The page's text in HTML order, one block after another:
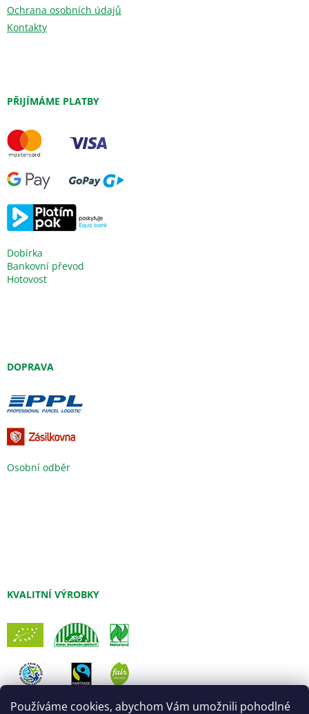
Používáme cookies, abychom Vám umožnili pohodlné
Ochrana osobních údajů
Kontakty
PŘIJÍMÁME PLATBY
Dobírka
Bankovní převod
Hotovost
DOPRAVA
Osobní odběr
KVALITNÍ VÝROBKY